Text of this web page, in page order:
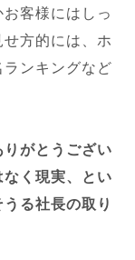
客様にはしっ
方的には、ホ
ンキングなど
がとうござい
く現実、とい
る社長の取り